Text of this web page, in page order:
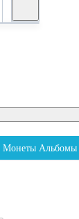
Монеты Альбомы